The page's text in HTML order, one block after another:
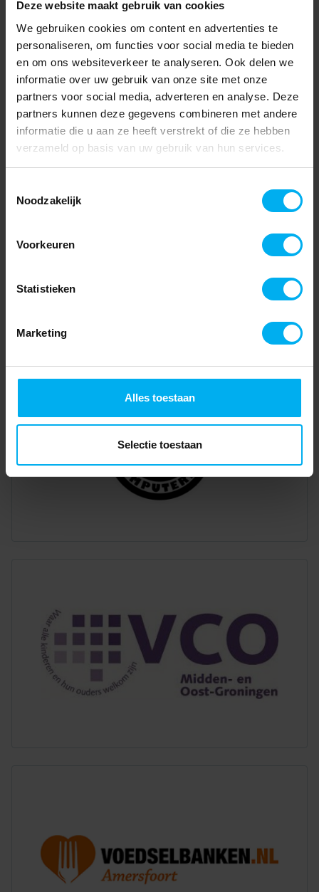
Deze website maakt gebruik van cookies
We gebruiken cookies om content en advertenties te
personaliseren, om functies voor social media te bieden
en om ons websiteverkeer te analyseren. Ook delen we
informatie over uw gebruik van onze site met onze
partners voor social media, adverteren en analyse. Deze
partners kunnen deze gegevens combineren met andere
informatie die u aan ze heeft verstrekt of die ze hebben
verzameld op basis van uw gebruik van hun services.
Noodzakelijk
Voorkeuren
Statistieken
Marketing
Alles toestaan
Selectie toestaan